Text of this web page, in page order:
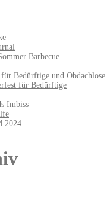
Barbecue
Bedürftige und Obdachlose
für Bedürftige
Imbiss
2024